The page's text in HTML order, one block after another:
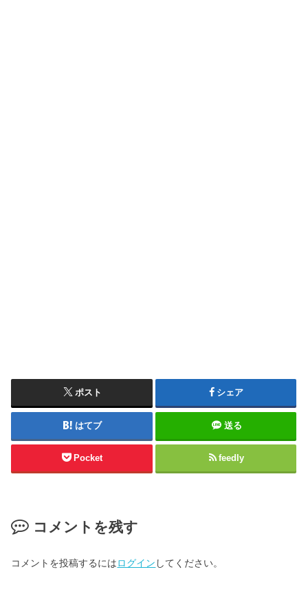
ポスト シェア
はてブ 送る
Pocket feedly
コメントを残す
コメントを投稿するにはログイン してください。